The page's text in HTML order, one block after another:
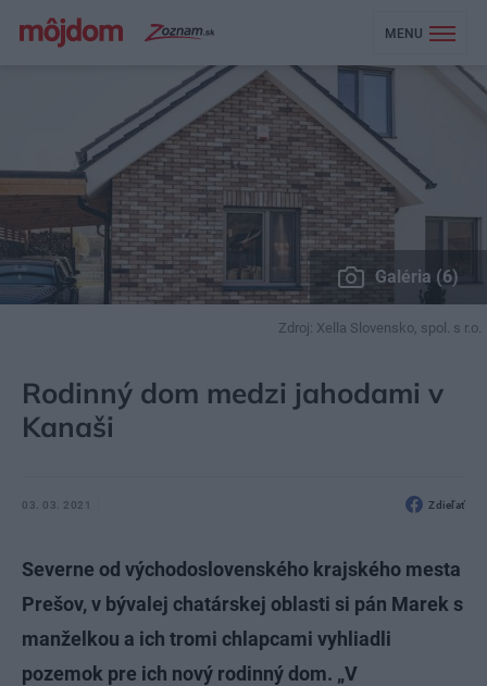
MENU
Galéria (6)
Zdroj: Xella Slovensko, spol. s r.o.
Rodinný dom medzi jahodami v
Kanaši
03. 03. 2021 Zdieľať
Severne od východoslovenského krajského mesta
Prešov, v bývalej chatárskej oblasti si pán Marek s
manželkou a ich tromi chlapcami vyhliadli
pozemok pre ich nový rodinný dom. „V